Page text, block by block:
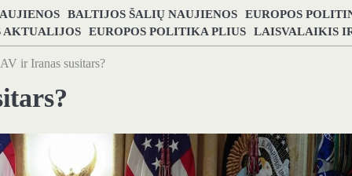
BALTIJOS ŠALIŲ NAUJIENOS EUROPOS
AKTUALIJOS EUROPOS POLITIKA PLIUS LAISVALAIKIS
ir Iranas susitars?